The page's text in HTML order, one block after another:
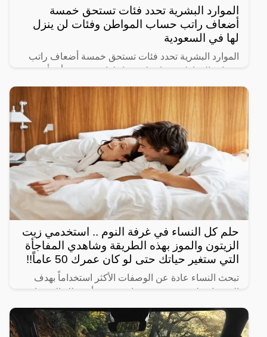
الموارد البشرية تحدد فئات تستحق خمسة
أضعاف راتب حساب المواطن وفئات لن ينزل
لها في السعودية
الموارد البشرية تحدد فئات تستحق خمسة أضعاف راتب
حساب المواطن وفئات لن ينزل لها دعم حيث أنشأت
الحكومة السعودية برنامج حساب المواطن لحماية الأسر
السعودية من
حلم كل النساء في غرفة النوم .. استخدمي زيت
الزيتون والموز بهذه الطريقة وشاهدي المفاجأة
التي ستغير حياتك حتى لو كان عمرك 50 عاماً!!
تبحث النساء عادة عن الوصفات الأكثر استخداماً بهدف
الحصول على شعر صحي وناعم، ومن أبرز تلك الوصفات
الخاصة بالبشرة والجسم للحصول على أفضل نتيجة خلال
فترة قصيرة،